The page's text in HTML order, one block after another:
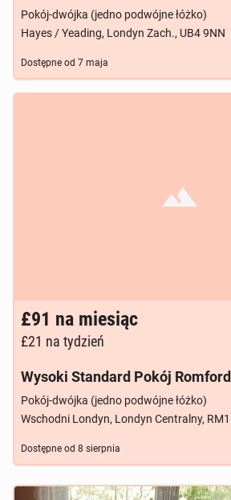
Pokój-dwójka (jedno podwójne łóżko)
Hayes / Yeading, Londyn Zach., UB4 9NN
Dostępne od 7 maja
Brak zdjęcia
£91 na miesiąc
£21 na tydzień
Wysoki Standard Pokój Romford
Pokój-dwójka (jedno podwójne łóżko)
Wschodni Londyn, Londyn Centralny, RM1
Dostępne od 8 sierpnia